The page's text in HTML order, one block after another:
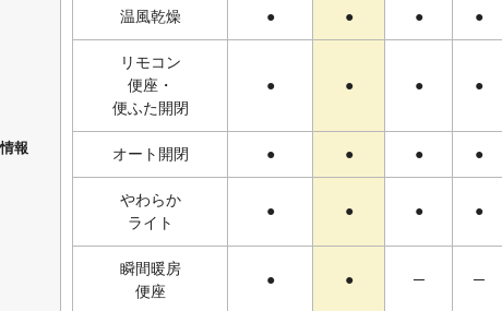
報
温風乾燥 ● ● ● ●
リモコン
便座・
便ふた開閉
● ● ● ●
オート開閉 ● ● ● ●
やわらか
ライト
● ● ● ●
瞬間暖房
便座
● ● ─ ─